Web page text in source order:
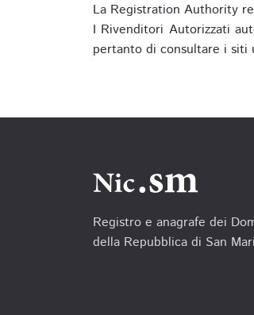
La Registration Authority
I Rivenditori Autorizzati
pertanto di consultare i siti
Registro e anagrafe dei
della Repubblica di San